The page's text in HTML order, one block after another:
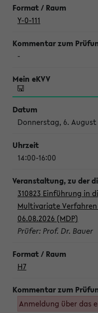
Y-0-111
-
Donnerstag, 6. August
14:00-16:00
310823 Einführung in
Multivariate
06.08.2026 (MDP)
Prüfer: Prof. Dr. Bauer
H7
Anmeldung über das